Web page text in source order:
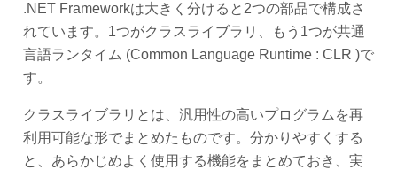
.NET Frameworkは大きく分けると2つの部品で構成さ
れています。1つがクラスライブラリ、もう1つが共通
言語ランタイム (Common Language Runtime : CLR )で
す。
クラスライブラリとは、汎用性の高いプログラムを再
利用可能な形でまとめたものです。分かりやすくする
と、あらかじめよく使用する機能をまとめておき、実